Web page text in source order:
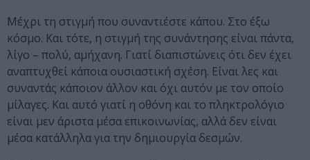
Μέχρι τη στιγμή που συναντιέστε κάπου. Στο έξω
κόσμο. Και τότε, η στιγμή της συνάντησης είναι πάντα,
λίγο – πολύ, αμήχανη. Γιατί διαπιστώνεις ότι δεν έχει
αναπτυχθεί κάποια ουσιαστική σχέση. Είναι λες και
συναντάς κάποιον άλλον και όχι αυτόν με τον οποίο
μίλαγες. Και αυτό γιατί η οθόνη και το πληκτρολόγιο
είναι μεν άριστα μέσα επικοινωνίας, αλλά δεν είναι
μέσα κατάλληλα για την δημιουργία δεσμών.